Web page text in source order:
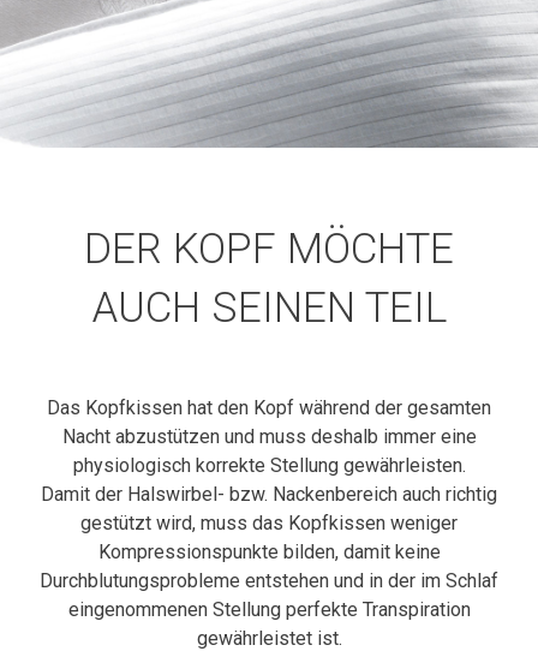
DER KOPF MÖCHTE
AUCH SEINEN TEIL
Das Kopfkissen hat den Kopf während der gesamten
Nacht abzustützen und muss deshalb immer eine
physiologisch korrekte Stellung gewährleisten.
Damit der Halswirbel- bzw. Nackenbereich auch richtig
gestützt wird, muss das Kopfkissen weniger
Kompressionspunkte bilden, damit keine
Durchblutungsprobleme entstehen und in der im Schlaf
eingenommenen Stellung perfekte Transpiration
gewährleistet ist.